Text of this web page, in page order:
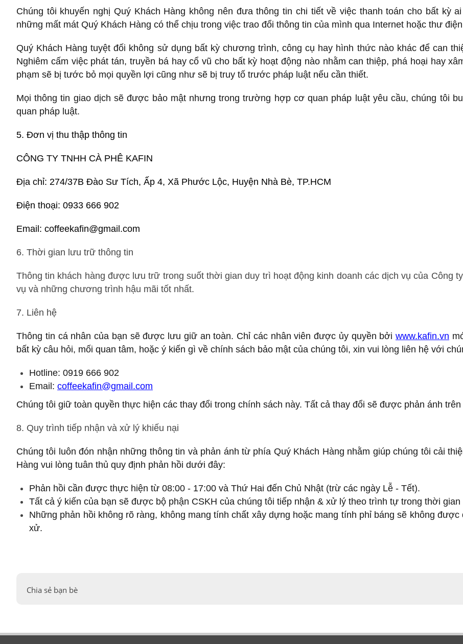
Chúng tôi khuyến nghị Quý Khách Hàng không nên đưa thông tin chi tiết về việc thanh toán cho bất kỳ
những mất mát Quý Khách Hàng có thể chịu trong việc trao đổi thông tin của mình qua Internet hoặc thư
Quý Khách Hàng tuyệt đối không sử dụng bất kỳ chương trình, công cụ hay hình thức nào khác để can
Nghiêm cấm việc phát tán, truyền bá hay cổ vũ cho bất kỳ hoạt động nào nhằm can thiệp, phá hoại hay
phạm sẽ bị tước bỏ mọi quyền lợi cũng như sẽ bị truy tố trước pháp luật nếu cần thiết.
Mọi thông tin giao dịch sẽ được bảo mật nhưng trong trường hợp cơ quan pháp luật yêu cầu, chúng tôi
quan pháp luật.
5. Đơn vị thu thập thông tin
CÔNG TY TNHH CÀ PHÊ KAFIN
Địa chỉ: 274/37B Đào Sư Tích, Ấp 4, Xã Phước Lộc, Huyện Nhà Bè, TP.HCM
Điện thoại: 0933 666 902
Email: coffeekafin@gmail.com
6. Thời gian lưu trữ thông tin
Thông tin khách hàng được lưu trữ trong suốt thời gian duy trì hoạt động kinh doanh các dịch vụ của Công
vụ và những chương trình hậu mãi tốt nhất.
7. Liên hệ
Thông tin cá nhân của bạn sẽ được lưu giữ an toàn. Chỉ các nhân viên được ủy quyền bởi www.kafin.vn
bất kỳ câu hỏi, mối quan tâm, hoặc ý kiến gì về chính sách bảo mật của chúng tôi, xin vui lòng liên hệ với
Hotline: 0919 666 902
Email: coffeekafin@gmail.com
Chúng tôi giữ toàn quyền thực hiện các thay đổi trong chính sách này. Tất cả thay đổi sẽ được phản ánh
8. Quy trình tiếp nhận và xử lý khiếu nại
Chúng tôi luôn đón nhận những thông tin và phản ánh từ phía Quý Khách Hàng nhằm giúp chúng tôi cải
Hàng vui lòng tuân thủ quy định phản hồi dưới đây:
Phản hồi cần được thực hiện từ 08:00 - 17:00 và Thứ Hai đến Chủ Nhật (trừ các ngày Lễ - Tết).
Tất cả ý kiến của bạn sẽ được bộ phận CSKH của chúng tôi tiếp nhận & xử lý theo trình tự trong thời
Những phản hồi không rõ ràng, không mang tính chất xây dựng hoặc mang tính phỉ báng sẽ không
xử.
Chia sẻ bạn bè